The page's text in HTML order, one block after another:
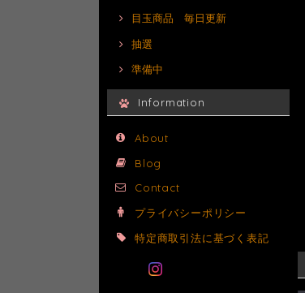
目玉商品 毎日更新
抽選
準備中
Information
About
Blog
Contact
プライバシーポリシー
特定商取引法に基づく表記